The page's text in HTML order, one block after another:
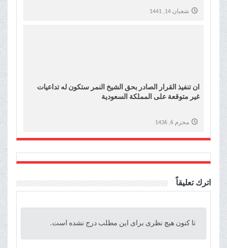
شعبان 14, 1441
ان تنفيذ القرار الصادر بحق الشيخ النمر ستكون له تداعيات
غير متوقعة على المملكة السعودية
محرم 6, 1436
اترك تعليقاً
تا کنون هیچ نظری برای این مطلب درج نشده است.